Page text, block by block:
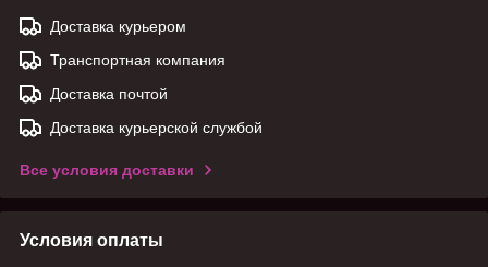
Доставка курьером
Транспортная компания
Доставка почтой
Доставка курьерской службой
Все условия доставки
Условия оплаты